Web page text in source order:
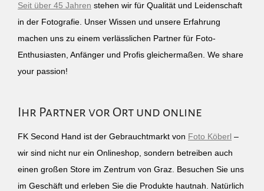
Seit über 45 Jahren stehen wir für Qualität und Leidenschaft
in der Fotografie. Unser Wissen und unsere Erfahrung
machen uns zu einem verlässlichen Partner für Foto-
Enthusiasten, Anfänger und Profis gleichermaßen. We share
your passion!
Ihr Partner vor Ort und online
FK Second Hand ist der Gebrauchtmarkt von Foto Köberl –
wir sind nicht nur ein Onlineshop, sondern betreiben auch
einen großen Store im Zentrum von Graz. Besuchen Sie uns
im Geschäft und erleben Sie die Produkte hautnah. Natürlich